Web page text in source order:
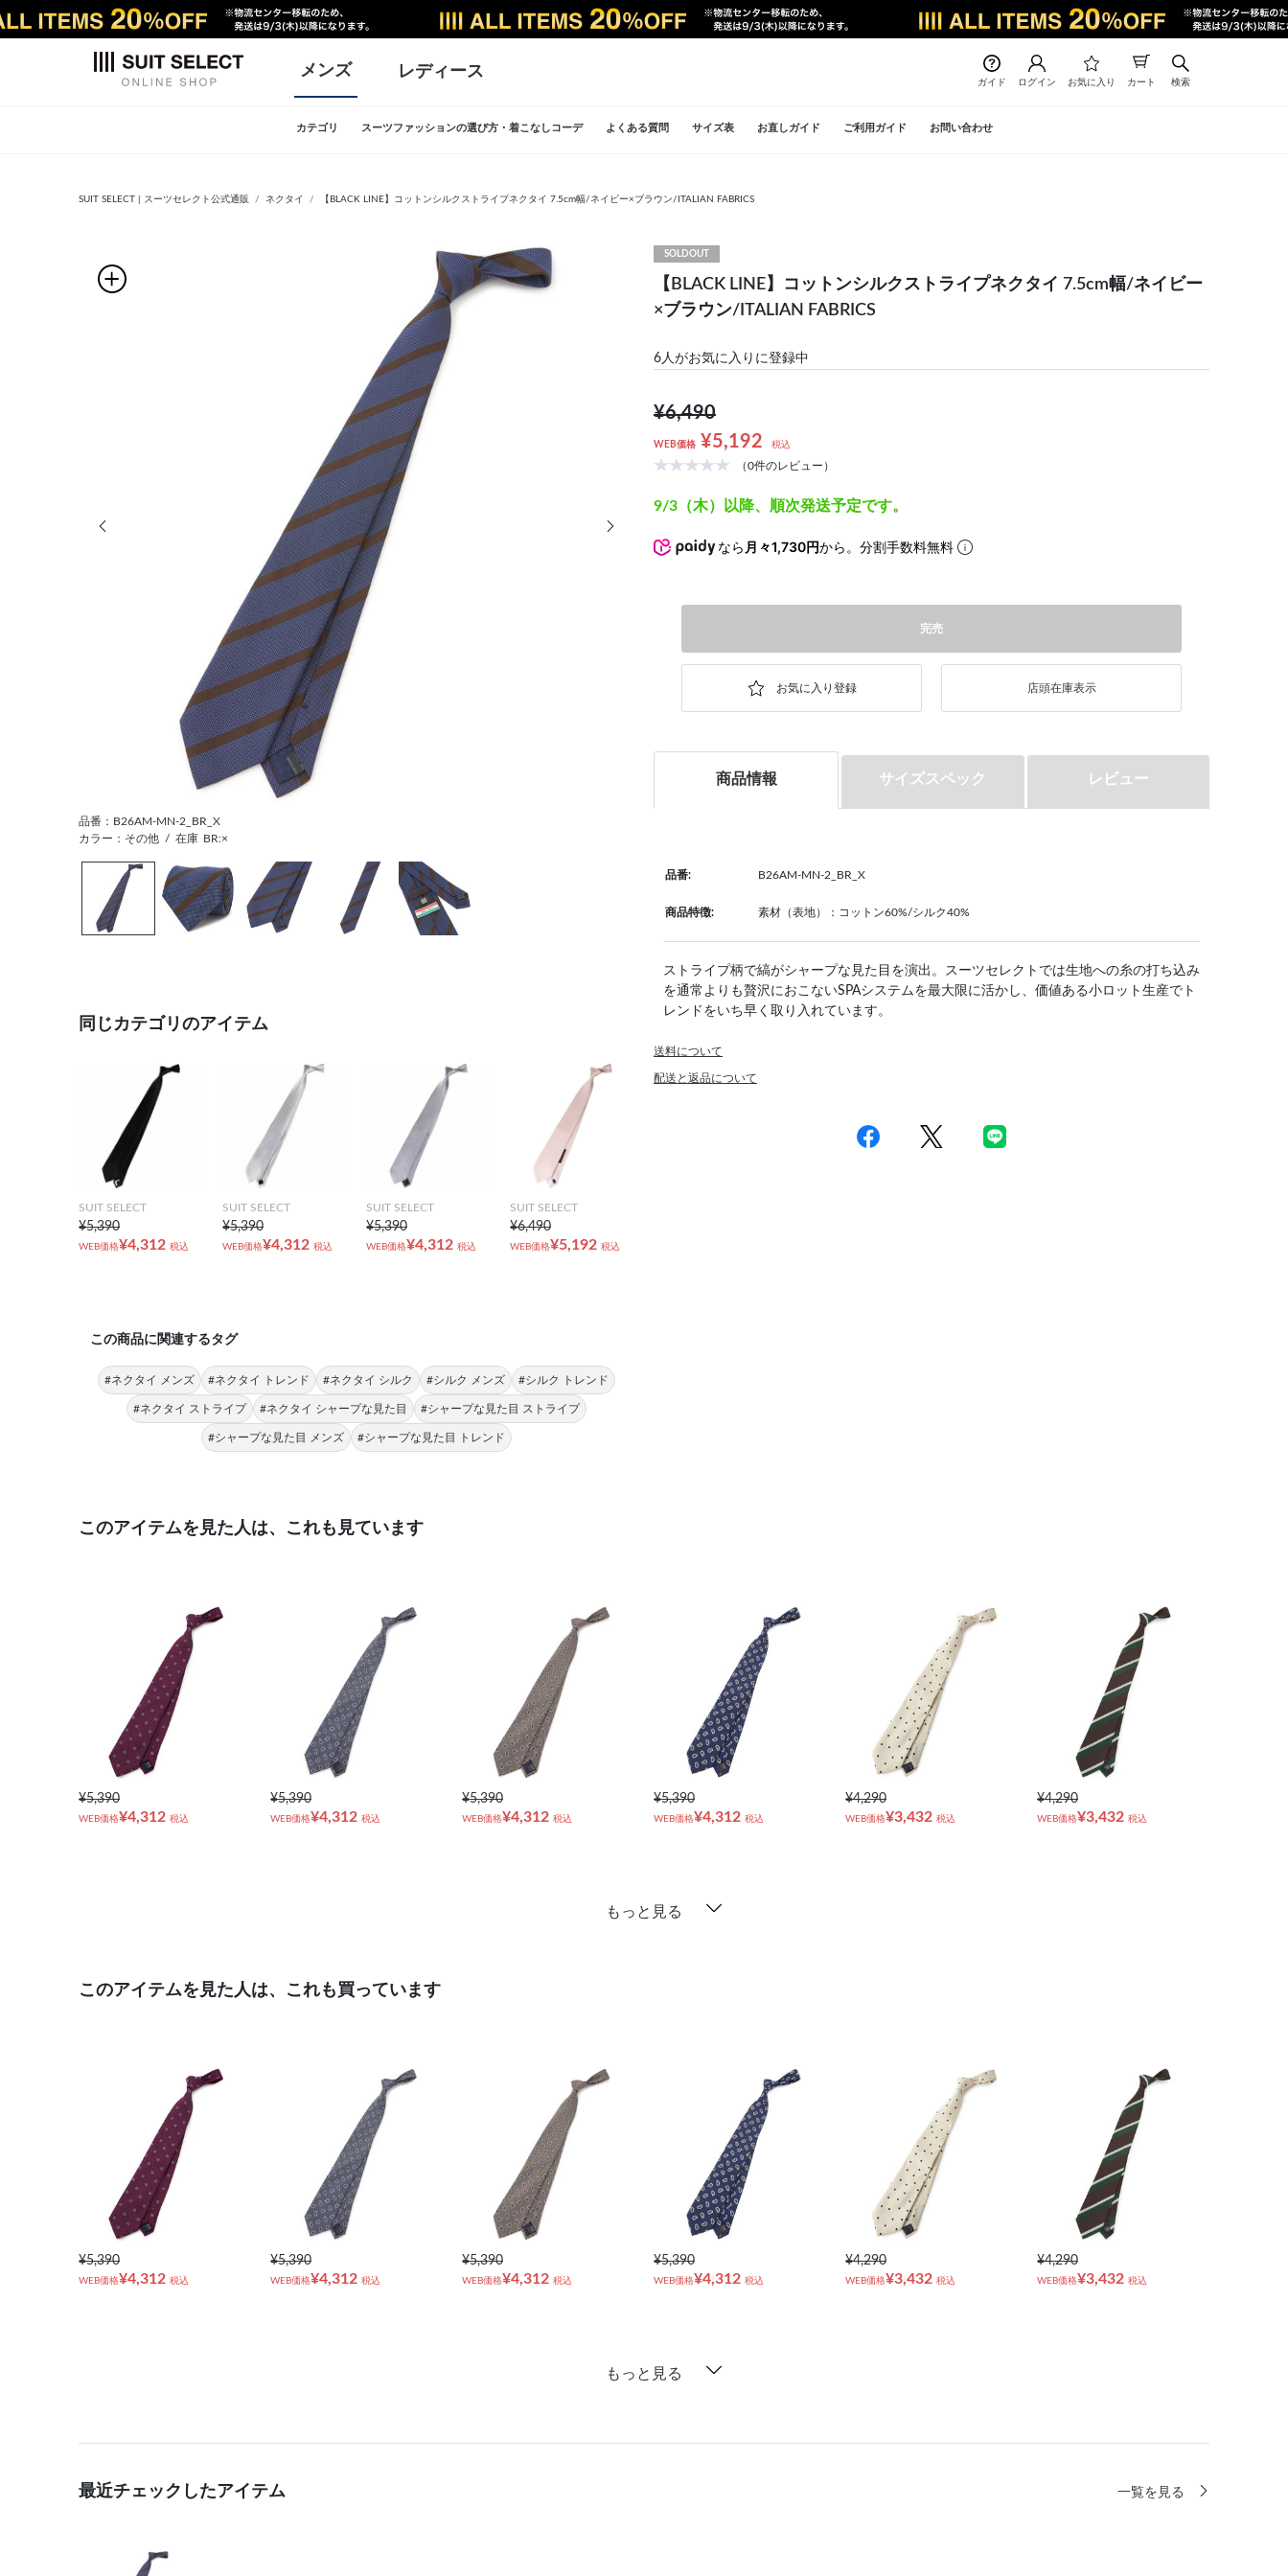
メンズ レディース
ガイド ログイン お気に入り カート 検索
カテゴリ スーツファッションの選び方・着こなしコーデ よくある質問 サイズ表 お直しガイド ご利用ガイド お問い合わせ
SUIT SELECT | スーツセレクト公式通販 ネクタイ 【BLACK LINE】コットンシルクストライプネクタイ 7.5cm幅/ネイビー×ブラウン/ITALIAN FABRICS
次の画像
品番：B26AM-MN-2_BR_X
カラー：その他 / 在庫 BR:×
同じカテゴリのアイテム
SUIT SELECT
¥5,390
WEB価格¥4,312 税込
SUIT SELECT
¥5,390
WEB価格¥4,312 税込
SUIT SELECT
¥5,390
WEB価格¥4,312 税込
SUIT SELECT
¥6,490
WEB価格¥5,192 税込
この商品に関連するタグ
#ネクタイ メンズ #ネクタイ トレンド #ネクタイ シルク #シルク メンズ #シルク トレンド
#ネクタイ ストライプ #ネクタイ シャープな見た目 #シャープな見た目 ストライプ
#シャープな見た目 メンズ #シャープな見た目 トレンド
SOLDOUT
【BLACK LINE】コットンシルクストライプネクタイ 7.5cm幅/ネイビー
×ブラウン/ITALIAN FABRICS
6人がお気に入りに登録中
¥6,490
WEB価格 ¥5,192 税込
（0件のレビュー）
9/3（木）以降、順次発送予定です。
なら 月々1,730円から。分割手数料無料
完売
店頭在庫表示
商品情報 サイズスペック レビュー
品番: B26AM-MN-2_BR_X
商品特徴: 素材（表地）：コットン60%/シルク40%
ストライプ柄で縞がシャープな見た目を演出。スーツセレクトでは生地への糸の打ち込み
を通常よりも贅沢におこないSPAシステムを最大限に活かし、価値ある小ロット生産でト
レンドをいち早く取り入れています。
送料について
配送と返品について
このアイテムを見た人は、これも見ています
¥5,390
WEB価格¥4,312 税込
¥5,390
WEB価格¥4,312 税込
¥5,390
WEB価格¥4,312 税込
¥5,390
WEB価格¥4,312 税込
¥4,290
WEB価格¥3,432 税込
¥4,290
WEB価格¥3,432 税込
もっと見る
このアイテムを見た人は、これも買っています
¥5,390
WEB価格¥4,312 税込
¥5,390
WEB価格¥4,312 税込
¥5,390
WEB価格¥4,312 税込
¥5,390
WEB価格¥4,312 税込
¥4,290
WEB価格¥3,432 税込
¥4,290
WEB価格¥3,432 税込
もっと見る
最近チェックしたアイテム 一覧を見る